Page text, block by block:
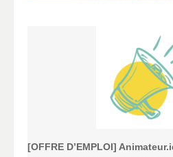
[OFFRE D’EMPLOI]